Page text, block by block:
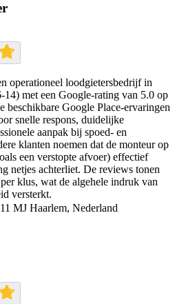
operationeel loodgietersbedrijf in
met een Google-rating van 5.0 op
beschikbare Google Place-ervaringen
snelle respons, duidelijke
aanpak bij spoed- en
klanten noemen dat de monteur op
een verstopte afvoer) effectief
netjes achterliet. De reviews tonen
klus, wat de algehele indruk van
versterkt.
MJ Haarlem, Nederland